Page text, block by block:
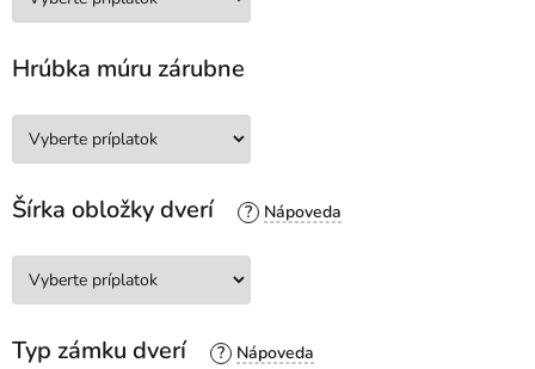
Hrúbka múru zárubne
Šírka obložky dverí ?
Typ zámku dverí ?